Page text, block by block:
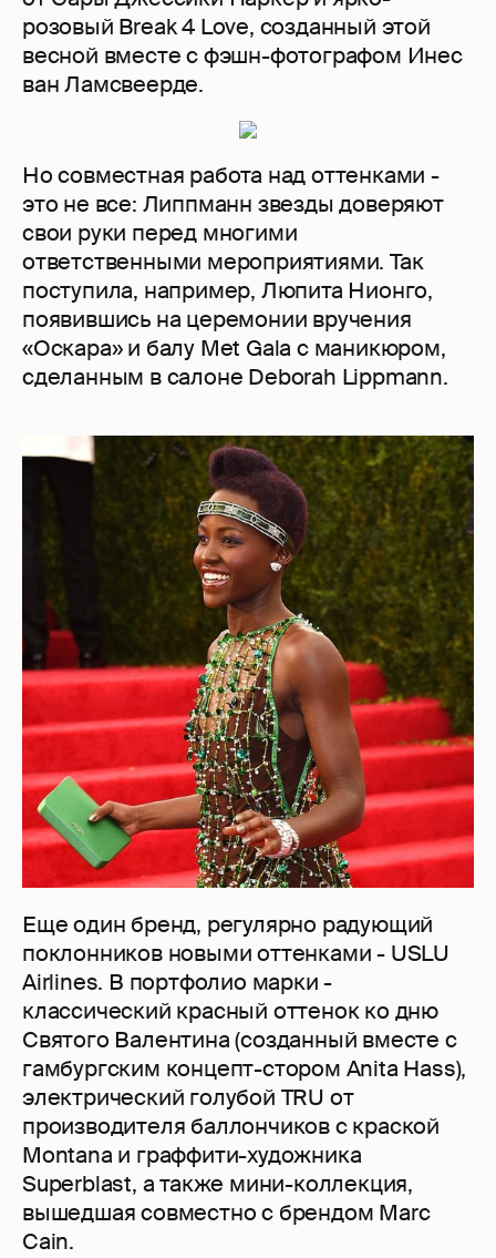
розовый Break 4 Love, созданный этой
весной вместе с фэшн-фотографом Инес
ван Ламсвеерде.
Но совместная работа над оттенками -
это не все: Липпманн звезды доверяют
свои руки перед многими
ответственными мероприятиями. Так
поступила, например, Люпита Нионго,
появившись на церемонии вручения
«Оскара» и балу Met Gala с маникюром,
сделанным в салоне Deborah Lippmann.
Еще один бренд, регулярно радующий
поклонников новыми оттенками - USLU
Airlines. В портфолио марки -
классический красный оттенок ко дню
Святого Валентина (созданный вместе с
гамбургским концепт-стором Anita Hass),
электрический голубой TRU от
производителя баллончиков с краской
Montana и граффити-художника
Superblast, а также мини-коллекция,
вышедшая совместно с брендом Marc
Cain.